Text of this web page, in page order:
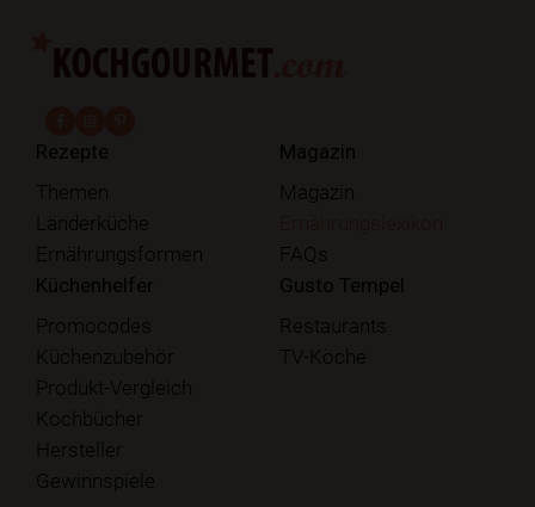
Rezepte
Themen
Länderküche
Ernährungsformen
Magazin
Magazin
FAQs
Küchenhelfer
Promocodes
Küchenzubehör
Produkt-Vergleich
Kochbücher
Hersteller
Gewinnspiele
Gusto Tempel
Restaurants
TV-Köche